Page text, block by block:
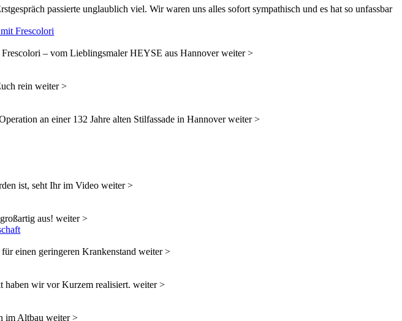
passierte unglaublich viel. Wir waren uns alles sofort sympathisch und es hat so unfassbar
Frescolori
– vom Lieblingsmaler HEYSE aus Hannover weiter >
rein weiter >
an einer 132 Jahre alten Stilfassade in Hannover weiter >
ist, seht Ihr im Video weiter >
aus! weiter >
einen geringeren Krankenstand weiter >
haben wir vor Kurzem realisiert. weiter >
im Altbau weiter >